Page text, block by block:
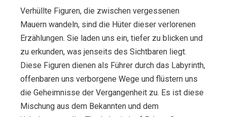
Verhüllte Figuren, die zwischen vergessenen
Mauern wandeln, sind die Hüter dieser verlorenen
Erzählungen. Sie laden uns ein, tiefer zu blicken und
zu erkunden, was jenseits des Sichtbaren liegt.
Diese Figuren dienen als Führer durch das Labyrinth,
offenbaren uns verborgene Wege und flüstern uns
die Geheimnisse der Vergangenheit zu. Es ist diese
Mischung aus dem Bekannten und dem